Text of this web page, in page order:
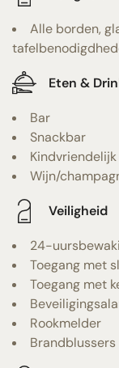
Alle borden,
Eten &
Bar
Snackbar
Wijn/
Veiligheid
24-
Toegang met
Toegang met
Rookmelder
Brandblussers